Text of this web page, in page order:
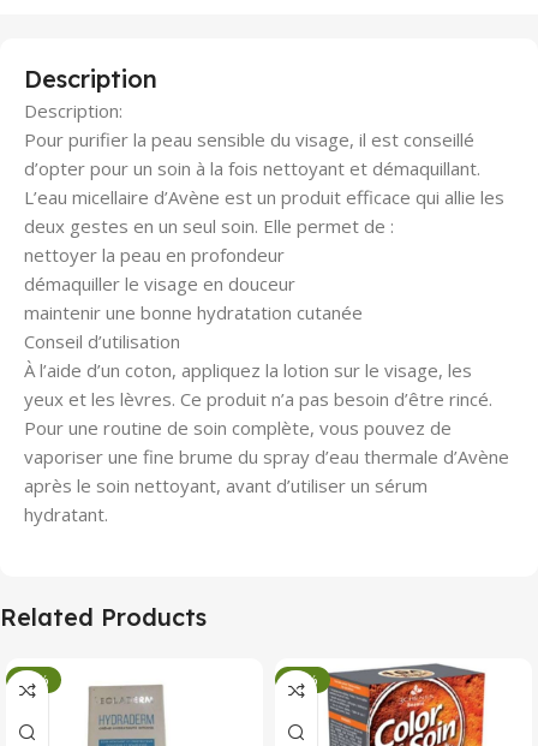
Description
Description:
Pour purifier la peau sensible du visage, il est conseillé
d’opter pour un soin à la fois nettoyant et démaquillant.
L’eau micellaire d’Avène est un produit efficace qui allie les
deux gestes en un seul soin. Elle permet de :
nettoyer la peau en profondeur
démaquiller le visage en douceur
maintenir une bonne hydratation cutanée
Conseil d’utilisation
À l’aide d’un coton, appliquez la lotion sur le visage, les
yeux et les lèvres. Ce produit n’a pas besoin d’être rincé.
Pour une routine de soin complète, vous pouvez de
vaporiser une fine brume du spray d’eau thermale d’Avène
après le soin nettoyant, avant d’utiliser un sérum
hydratant.
Related Products
-34% -34%